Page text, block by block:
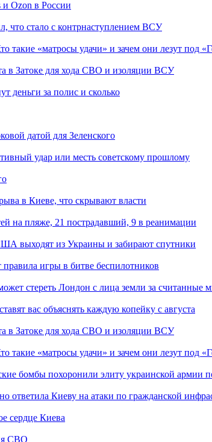
Ozon в России
что стало с контрнаступлением ВСУ
«матросы удачи» и зачем они лезут под
в Затоке для хода СВО и изоляции ВСУ
деньги за полис и сколько
датой для Зеленского
удар или месть советскому прошлому
в Киеве, что скрывают власти
на пляже, 21 пострадавший, 9 в реанимации
выходят из Украины и забирают спутники
игры в битве беспилотников
стереть Лондон с лица земли за считанные
вас объяснять каждую копейку с августа
в Затоке для хода СВО и изоляции ВСУ
«матросы удачи» и зачем они лезут под
бомбы похоронили элиту украинской армии
ответила Киеву на атаки по гражданской
сердце Киева
СВО